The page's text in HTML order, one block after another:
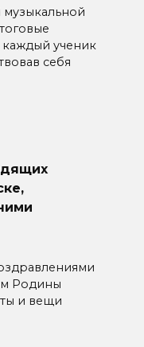
музыкальной
ученик
себя
Родины
и вещи